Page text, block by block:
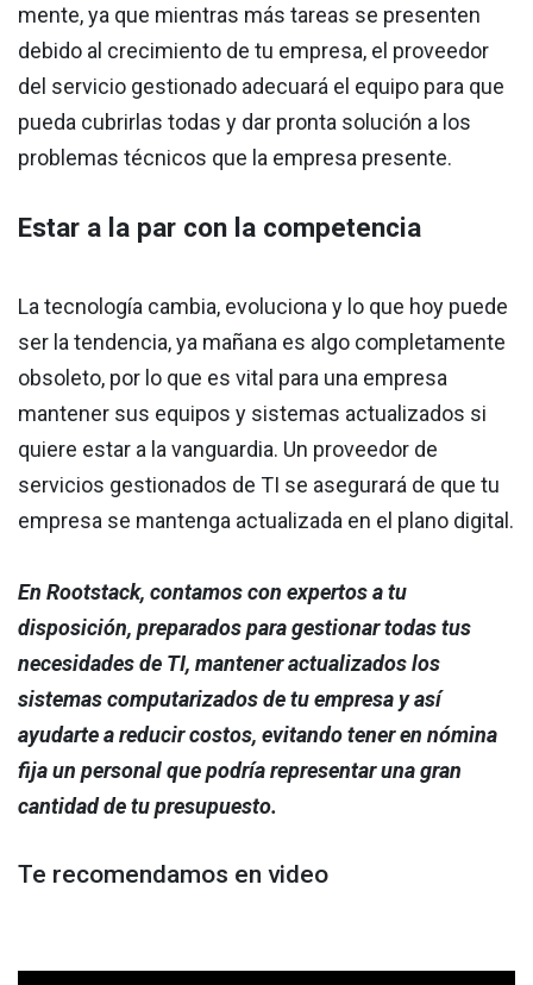
mente, ya que mientras más tareas se presenten
debido al crecimiento de tu empresa, el proveedor
del servicio gestionado adecuará el equipo para que
pueda cubrirlas todas y dar pronta solución a los
problemas técnicos que la empresa presente.
Estar a la par con la competencia
La tecnología cambia, evoluciona y lo que hoy puede
ser la tendencia, ya mañana es algo completamente
obsoleto, por lo que es vital para una empresa
mantener sus equipos y sistemas actualizados si
quiere estar a la vanguardia. Un proveedor de
servicios gestionados de TI se asegurará de que tu
empresa se mantenga actualizada en el plano digital.
En Rootstack, contamos con expertos a tu
disposición, preparados para gestionar todas tus
necesidades de TI, mantener actualizados los
sistemas computarizados de tu empresa y así
ayudarte a reducir costos, evitando tener en nómina
fija un personal que podría representar una gran
cantidad de tu presupuesto.
Te recomendamos en video